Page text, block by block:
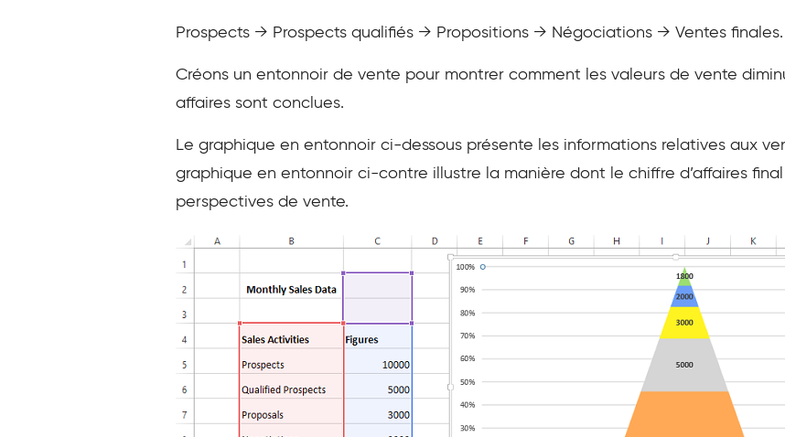
Prospects → Prospects qualifiés → Propositions → Négociations → Ventes finales.
Créons un entonnoir de vente pour montrer comment les valeurs de vente
affaires sont conclues.
Le graphique en entonnoir ci-dessous présente les informations relatives aux
graphique en entonnoir ci-contre illustre la manière dont le chiffre d’affaires
perspectives de vente.